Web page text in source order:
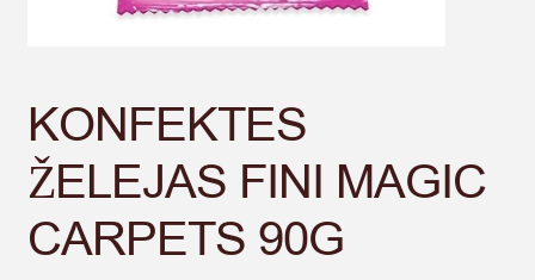
KONFEKTES
ŽELEJAS FINI MAGIC
CARPETS 90G